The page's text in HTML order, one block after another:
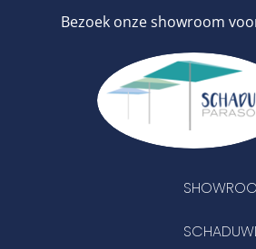
Bezoek onze showroom